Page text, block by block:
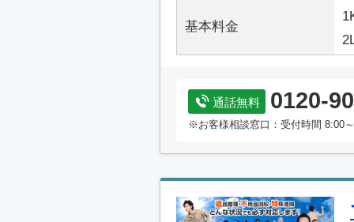
基本料金
通話無料 0120-
※お客様相談窓口：受付時間 8:00